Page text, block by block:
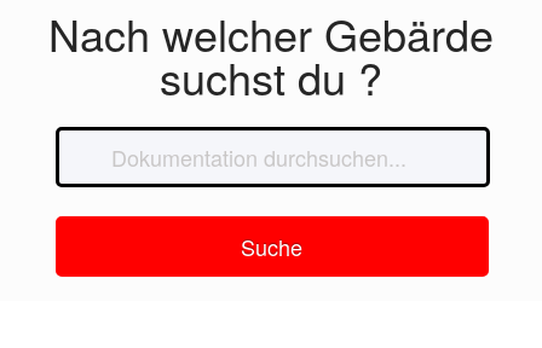
Nach welcher Gebärde
suchst du ?
Suche